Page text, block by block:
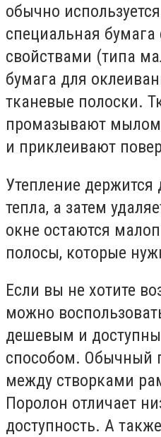
обычно
специальная
свойствами (типа
бумага для
тканевые полоски.
промазывают
и приклеивают
Утепление держится
тепла, а затем
окне остаются
полосы, которые
Если вы не хотите
можно
дешевым и
способом. Обычный
между створками
Поролон отличает
доступность. А